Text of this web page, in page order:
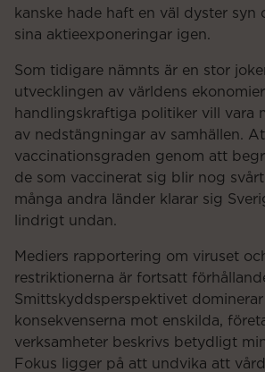
kanske hade haft en väl dyster syn
sina aktieexponeringar igen.
Som tidigare nämnts är en stor
utvecklingen av världens
handlingskraftiga politiker vill vara
av nedstängningar av samhällen.
vaccinationsgraden genom att
de som vaccinerat sig blir nog
många andra länder klarar sig
lindrigt undan.
Mediers rapportering om viruset
restriktionerna är fortsatt
Smittskyddsperspektivet
konsekvenserna mot enskilda,
verksamheter beskrivs betydligt
Fokus ligger på att undvika att